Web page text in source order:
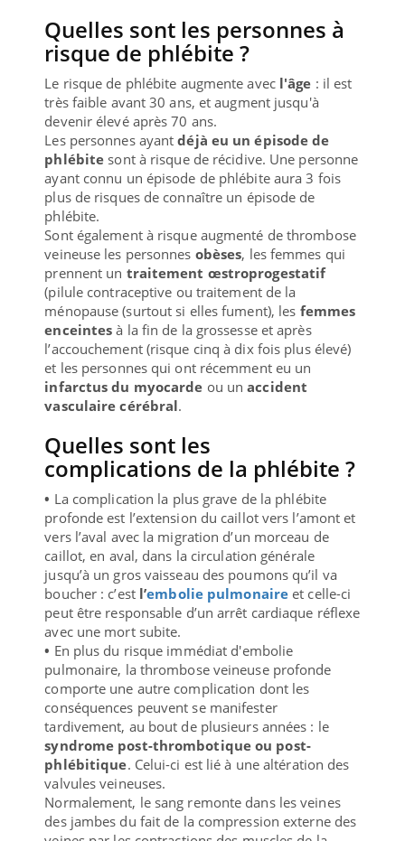
Quelles sont les personnes à
risque de phlébite ?
Le risque de phlébite augmente avec l'âge : il est
très faible avant 30 ans, et augment jusqu'à
devenir élevé après 70 ans.
Les personnes ayantdéjà eu un épisode de
phlébite sont à risque de récidive. Une personne
ayant connu un épisode de phlébite aura 3 fois
plus de risques de connaître un épisode de
phlébite.
Sont également à risque augmenté de thrombose
veineuse les personnes obèses, les femmes qui
prennent un traitement œstroprogestatif
(pilule contraceptive ou traitement de la
ménopause (surtout si elles fument), les femmes
enceintes à la fin de la grossesse et après
l’accouchement (risque cinq à dix fois plus élevé)
et les personnes qui ont récemment eu un
infarctus du myocarde ou unaccident
vasculaire cérébral.
Quelles sont les
complications de la phlébite ?
• La complication la plus grave de la phlébite
profonde est l’extension du caillot vers l’amont et
vers l’aval avec la migration d’un morceau de
caillot, en aval, dans la circulation générale
jusqu’à un gros vaisseau des poumons qu’il va
boucher : c’est l’embolie pulmonaire et celle-ci
peut être responsable d’un arrêt cardiaque réflexe
avec une mort subite.
• En plus du risque immédiat d'embolie
pulmonaire, la thrombose veineuse profonde
comporte une autre complication dont les
conséquences peuvent se manifester
tardivement, au bout de plusieurs années : le
syndrome post-thrombotique ou post-
phlébitique. Celui-ci est lié à une altération des
valvules veineuses.
Normalement, le sang remonte dans les veines
des jambes du fait de la compression externe des